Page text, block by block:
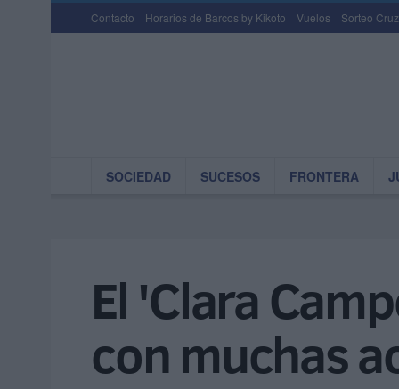
Contacto Horarios de Barcos by Kikoto Vuelos Sorteo
SOCIEDAD SUCESOS FRONTERA
El 'Clara
con muchas